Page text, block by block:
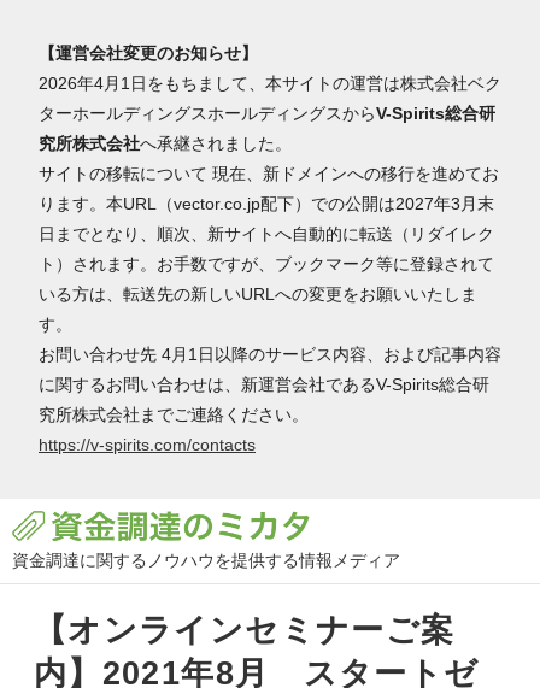
【運営会社変更のお知らせ】
2026年4月1日をもちまして、本サイトの運営は株式会社ベク
ターホールディングスホールディングスからV-Spirits総合研
究所株式会社へ承継されました。
サイトの移転について 現在、新ドメインへの移行を進めてお
ります。本URL（vector.co.jp配下）での公開は2027年3月末
日までとなり、順次、新サイトへ自動的に転送（リダイレク
ト）されます。お手数ですが、ブックマーク等に登録されて
いる方は、転送先の新しいURLへの変更をお願いいたしま
す。
お問い合わせ先 4月1日以降のサービス内容、および記事内容
に関するお問い合わせは、新運営会社であるV-Spirits総合研
究所株式会社までご連絡ください。
https://v-spirits.com/contacts
資金調達に関するノウハウを提供する情報メディア
【オンラインセミナーご案
内】2021年8月 スタートゼ